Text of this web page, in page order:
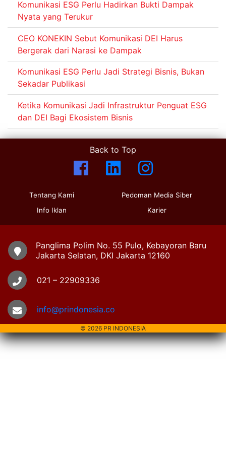
Komunikasi ESG Perlu Hadirkan Bukti Dampak
Nyata yang Terukur
CEO KONEKIN Sebut Komunikasi DEI Harus
Bergerak dari Narasi ke Dampak
Komunikasi ESG Perlu Jadi Strategi Bisnis, Bukan
Sekadar Publikasi
Ketika Komunikasi Jadi Infrastruktur Penguat ESG
dan DEI Bagi Ekosistem Bisnis
Back to Top
Tentang Kami
Info Iklan
Pedoman Media Siber
Karier
Panglima Polim No. 55 Pulo, Kebayoran Baru
Jakarta Selatan, DKI Jakarta 12160
021 – 22909336
info@prindonesia.co
© 2026 PR INDONESIA